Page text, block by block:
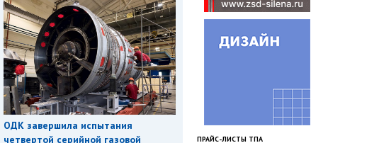
ОДК завершила испытания
четвертой серийной газовой
ПРАЙС-ЛИСТЫ ТПА